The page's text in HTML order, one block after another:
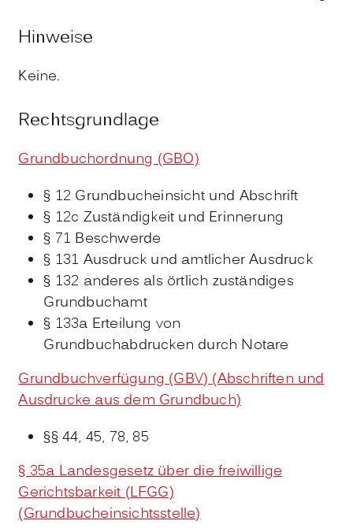
Hinweise
Keine.
Rechtsgrundlage
Grundbuchordnung (GBO)
§ 12 Grundbucheinsicht und Abschrift
§ 12c Zuständigkeit und Erinnerung
§ 71 Beschwerde
§ 131 Ausdruck und amtlicher Ausdruck
§ 132 anderes als örtlich zuständiges
Grundbuchamt
§ 133a Erteilung von
Grundbuchabdrucken durch Notare
Grundbuchverfügung (GBV) (Abschriften und
Ausdrucke aus dem Grundbuch)
§§ 44, 45, 78, 85
§ 35a Landesgesetz über die freiwillige
Gerichtsbarkeit (LFGG)
(Grundbucheinsichtsstelle)